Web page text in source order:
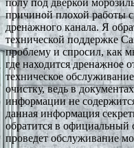
причиной плохой работы
дренажного канала. Я
технической поддержке
проблему и спросил, как
где находится дренажное
техническое
очистку, ведь в
информации не
данная информация
обратится в официальный
проведет обслуживание